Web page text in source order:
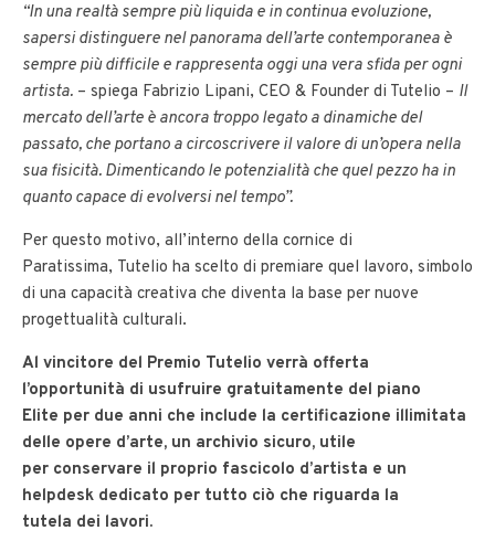
“In una realtà sempre più liquida e in continua evoluzione,
sapersi distinguere nel panorama dell’arte contemporanea è
sempre più difficile e rappresenta oggi una vera sfida per ogni
artista. – spiega Fabrizio Lipani, CEO & Founder di Tutelio – Il
mercato dell’arte è ancora troppo legato a dinamiche del
passato, che portano a circoscrivere il valore di un’opera nella
sua fisicità. Dimenticando le potenzialità che quel pezzo ha in
quanto capace di evolversi nel tempo”.
Per questo motivo, all’interno della cornice di
Paratissima, Tutelio ha scelto di premiare quel lavoro, simbolo
di una capacità creativa che diventa la base per nuove
progettualità culturali.
Al vincitore del Premio Tutelio verrà offerta
l’opportunità di usufruire gratuitamente del piano
Elite per due anni che include la certificazione illimitata
delle opere d’arte, un archivio sicuro, utile
per conservare il proprio fascicolo d’artista e un
helpdesk dedicato per tutto ciò che riguarda la
tutela dei lavori.